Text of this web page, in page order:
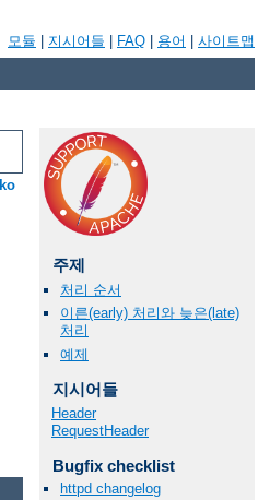
모듈 지시어들 FAQ 용어 사이트맵
ko
주제
처리 순서
이른(early) 처리와 늦은(late)
처리
예제
지시어들
Header
RequestHeader
Bugfix checklist
httpd changelog